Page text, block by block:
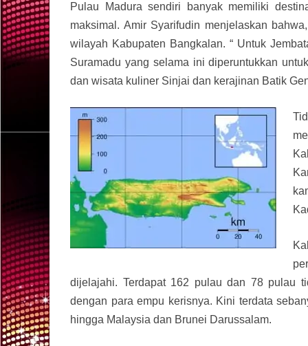
Pulau Madura sendiri banyak memiliki
maksimal. Amir Syarifudin menjelaskan
wilayah Kabupaten Bangkalan. “ Untuk
Suramadu yang selama ini diperuntukkan
dan wisata kuliner Sinjai dan kerajinan Batik
dijelajahi. Terdapat 162 pulau dan 78 pulau
dengan para empu kerisnya. Kini terdata
hingga Malaysia dan Brunei Darussalam.